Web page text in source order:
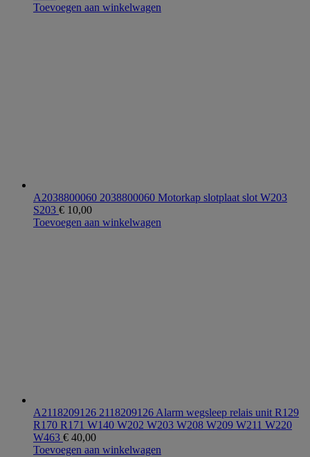
Toevoegen aan winkelwagen
A2038800060 2038800060 Motorkap slotplaat slot W203
S203 € 10,00
Toevoegen aan winkelwagen
A2118209126 2118209126 Alarm wegsleep relais unit R129
R170 R171 W140 W202 W203 W208 W209 W211 W220
W463 € 40,00
Toevoegen aan winkelwagen